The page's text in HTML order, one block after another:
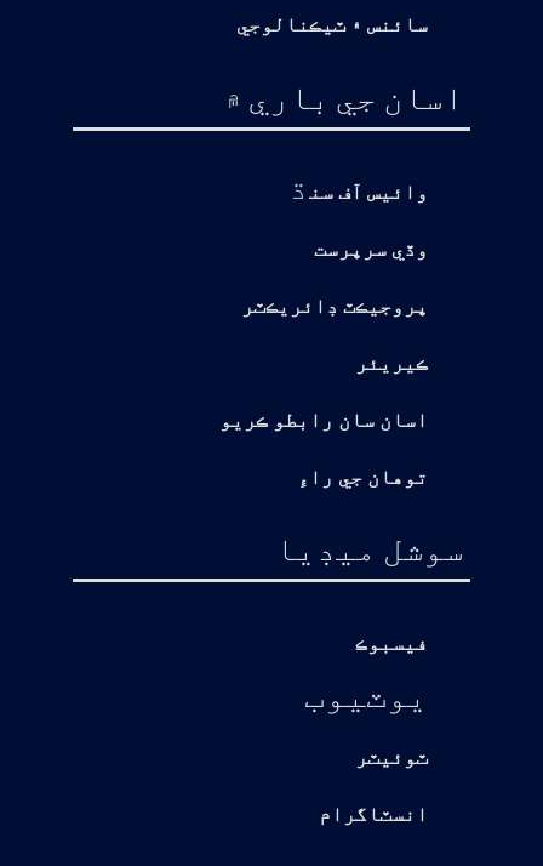
سائنس ۽ ٽيڪنالوجي
اسان جي باري ۾
وائيس آف سن ڌ
وڏي سرپرست
پروجيڪٽ ڊائريڪٽر
ڪيريئر
اسان سان رابطو ڪريو
توهان جي راءِ
سوشل ميڊيا
فيسبوڪ
يوٽيوب
ٽوئيٽر
انسٽاگرام